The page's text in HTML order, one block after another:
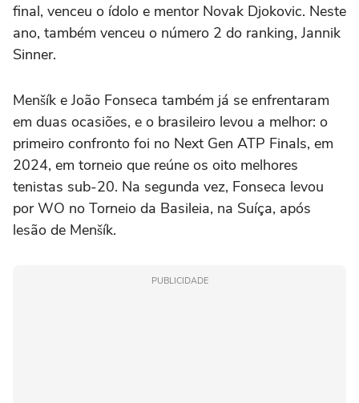
final, venceu o ídolo e mentor Novak Djokovic. Neste
ano, também venceu o número 2 do ranking, Jannik
Sinner.
Menšík e João Fonseca também já se enfrentaram
em duas ocasiões, e o brasileiro levou a melhor: o
primeiro confronto foi no Next Gen ATP Finals, em
2024, em torneio que reúne os oito melhores
tenistas sub-20. Na segunda vez, Fonseca levou
por WO no Torneio da Basileia, na Suíça, após
lesão de Menšík.
PUBLICIDADE